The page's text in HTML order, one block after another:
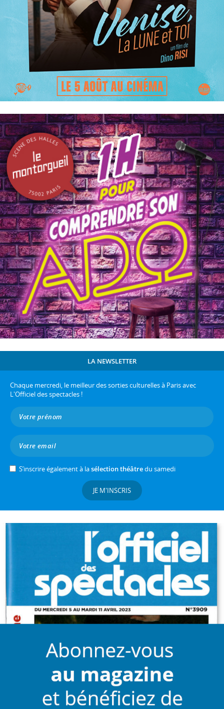
LA NEWSLETTER
Chaque mercredi, le meilleur des sorties culturelles à Paris avec
L'Officiel des spectacles !
S’inscrire également à lasélection théâtredu samedi
JE M'INSCRIS